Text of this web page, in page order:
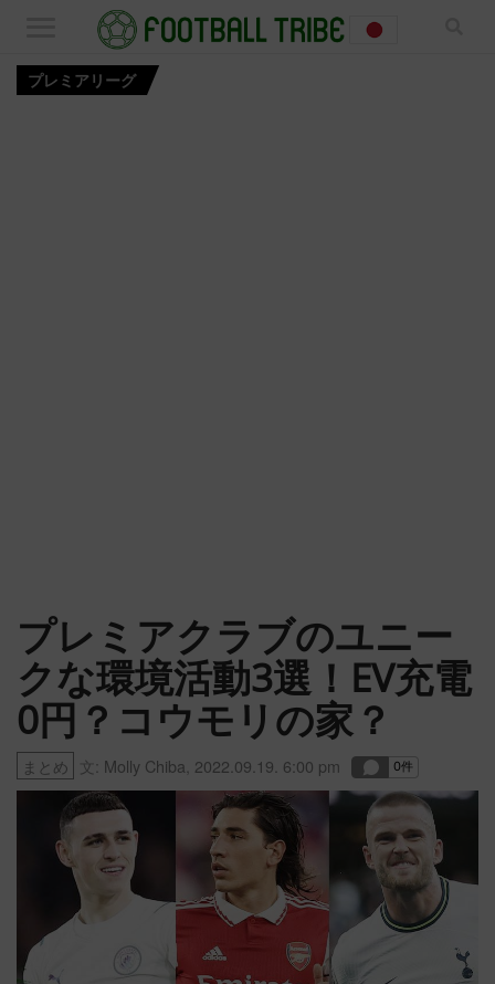
プレミアリーグ
プレミアクラブのユニー
クな環境活動3選！EV充電
0円？コウモリの家？
まとめ 文: Molly Chiba 2022.09.19. 6:00 pm